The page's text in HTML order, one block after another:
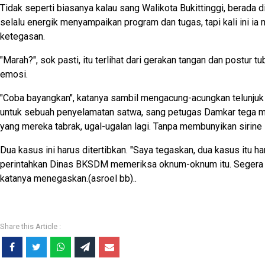
Tidak seperti biasanya kalau sang Walikota Bukittinggi, berada
selalu energik menyampaikan program dan tugas, tapi kali ini ia
ketegasan.
"Marah?", sok pasti, itu terlihat dari gerakan tangan dan postur
emosi.
"Coba bayangkan", katanya sambil mengacung-acungkan
untuk sebuah penyelamatan satwa, sang petugas Damkar tega
yang mereka tabrak, ugal-ugalan lagi. Tanpa membunyikan sirine
Dua kasus ini harus ditertibkan. "Saya tegaskan, dua kasus itu
perintahkan Dinas BKSDM memeriksa oknum-oknum itu.
katanya menegaskan.(asroel bb)..